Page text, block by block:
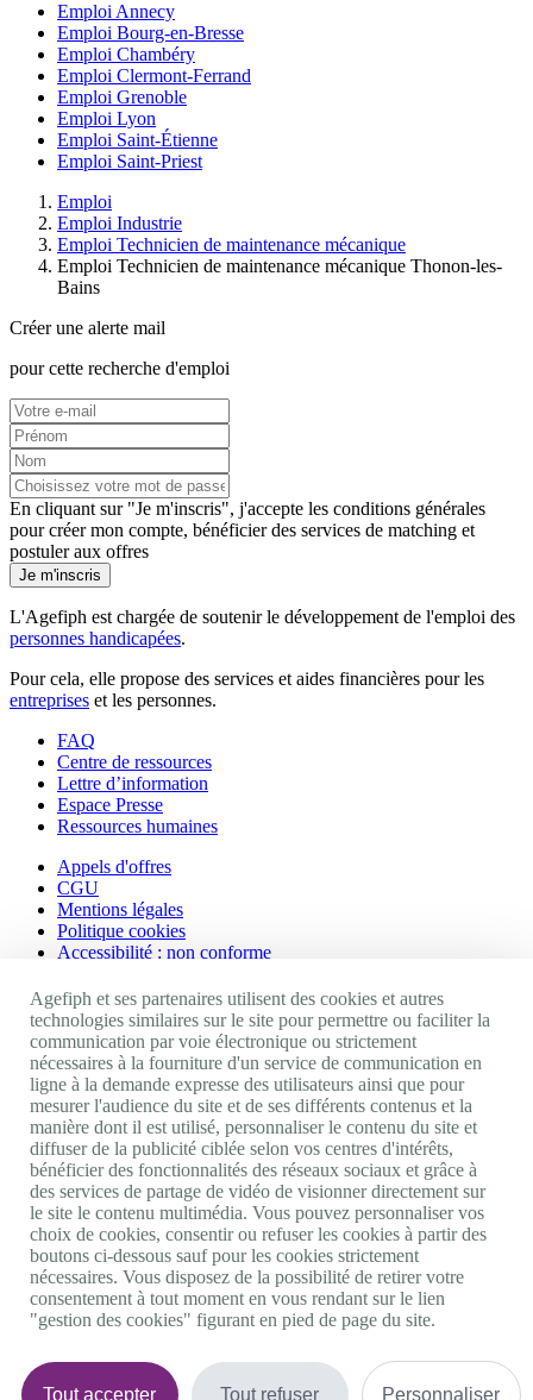
Emploi Annecy
Emploi Bourg-en-Bresse
Emploi Chambéry
Emploi Clermont-Ferrand
Emploi Grenoble
Emploi Lyon
Emploi Saint-Étienne
Emploi Saint-Priest
Emploi
Emploi Industrie
Emploi Technicien de maintenance mécanique
Emploi Technicien de maintenance mécanique Thonon-les-
Bains
Créer une alerte mail
pour cette recherche d'emploi
En cliquant sur "Je m'inscris", j'accepte les conditions générales
pour créer mon compte, bénéficier des services de matching et
postuler aux offres
Je m'inscris
L'Agefiph est chargée de soutenir le développement de l'emploi des
personnes handicapées.
Pour cela, elle propose des services et aides financières pour les
entreprises et les personnes.
FAQ
Centre de ressources
Lettre d’information
Espace Presse
Ressources humaines
Appels d'offres
CGU
Mentions légales
Politique cookies
Accessibilité : non conforme
Nos autres sites
Site portail Agefiph
Activateur de progrès
Handinnov
Innovation et recherche
Université du RRH
Service AppuiPro
Nous suivre
Youtube
Linkedin
Facebook
Twitter
0 800 11 10 09Services & appel gratuitsDe 9h à 18h.
Agefiph et ses partenaires utilisent des cookies et autres
technologies similaires sur le site pour permettre ou faciliter la
communication par voie électronique ou strictement
nécessaires à la fourniture d'un service de communication en
ligne à la demande expresse des utilisateurs ainsi que pour
mesurer l'audience du site et de ses différents contenus et la
manière dont il est utilisé, personnaliser le contenu du site et
diffuser de la publicité ciblée selon vos centres d'intérêts,
bénéficier des fonctionnalités des réseaux sociaux et grâce à
des services de partage de vidéo de visionner directement sur
le site le contenu multimédia. Vous pouvez personnaliser vos
choix de cookies, consentir ou refuser les cookies à partir des
boutons ci-dessous sauf pour les cookies strictement
nécessaires. Vous disposez de la possibilité de retirer votre
consentement à tout moment en vous rendant sur le lien
"gestion des cookies" figurant en pied de page du site.
Tout accepter Tout refuser Personnaliser